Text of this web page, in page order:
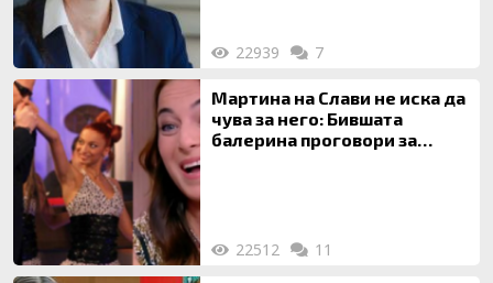
22939 7
Мартина на Слави не иска да
чува за него: Бившата
балерина проговори за
22512 11